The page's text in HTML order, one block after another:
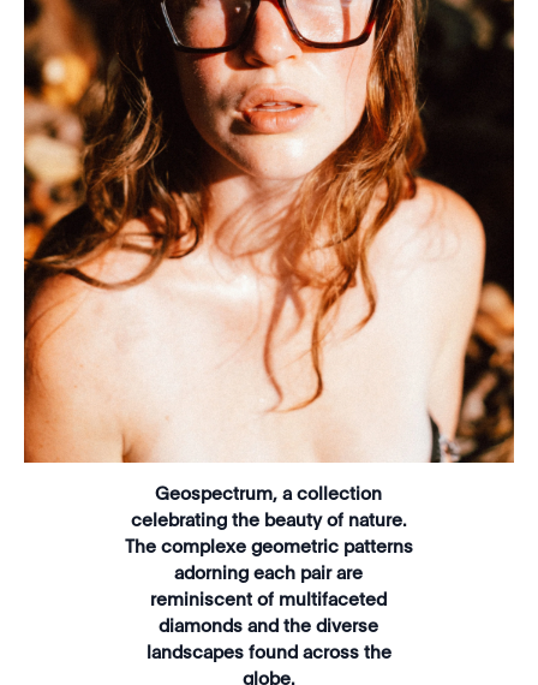
Geospectrum, a collection
celebrating the beauty of nature.
The complexe geometric patterns
adorning each pair are
reminiscent of multifaceted
diamonds and the diverse
landscapes found across the
globe.